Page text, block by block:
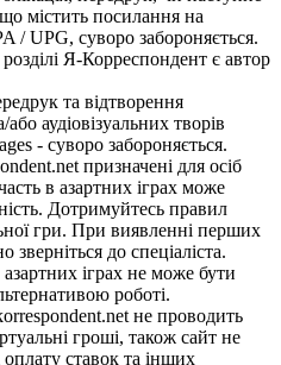
містить посилання на
/ UPG, суворо забороняється.
Я-Корреспондент є автор
та відтворення
аудіовізуальних творів
- суворо забороняється.
призначені для осіб
в азартних іграх може
Дотримуйтесь правил
гри. При виявленні перших
зверніться до спеціаліста.
іграх не може бути
роботі.
не проводить
гроші, також сайт не
ставок та інших